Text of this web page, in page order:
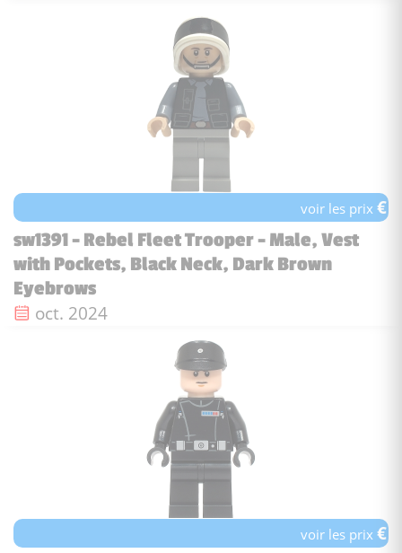
voir les prix€
sw1391 - Rebel Fleet Trooper - Male, Vest
with Pockets, Black Neck, Dark Brown
Eyebrows
Date de sortie :
oct. 2024
voir les prix€